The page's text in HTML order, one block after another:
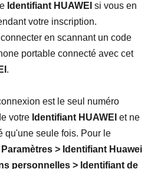
Identifiant HUAWEI si vous en
votre inscription.
en scannant un code
portable connecté avec cet
.
est le seul numéro
votre Identifiant HUAWEI et ne
qu'une seule fois. Pour le
Paramètres > Identifiant Huawei
personnelles > Identifiant de